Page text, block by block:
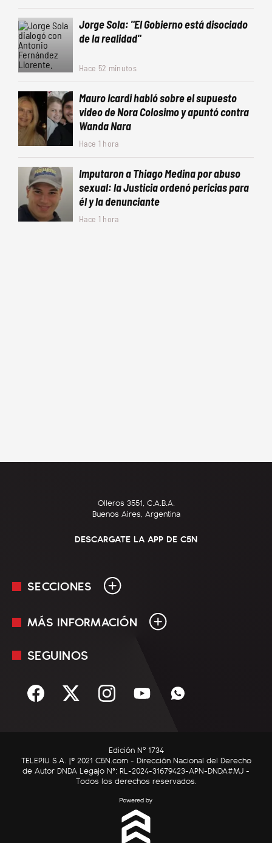
Jorge Sola: "El Gobierno está disociado
de la realidad"
Hace 52 minutos
Mauro Icardi habló sobre el supuesto
video de Nora Colosimo y apuntó contra
Wanda Nara
Hace 1 hora
Imputaron a Thiago Medina por abuso
sexual: la Justicia ordenó pericias para
él y la denunciante
Hace 1 hora
Olleros 3551, C.A.B.A.
Buenos Aires, Argentina
DESCARGATE LA APP DE C5N
SECCIONES
En Vivo
Sociedad
C5N Autos
RatingCero
MÁS INFORMACIÓN
Mediakit
Términos y condiciones
SEGUINOS
Edición Nº 1734
TELEPIU S.A. |© 2021 C5N.com - Dirección Nacional del Derecho
de Autor DNDA Legajo N°: RL-2024-31679423-APN-DNDA#MJ -
Todos los derechos reservados.